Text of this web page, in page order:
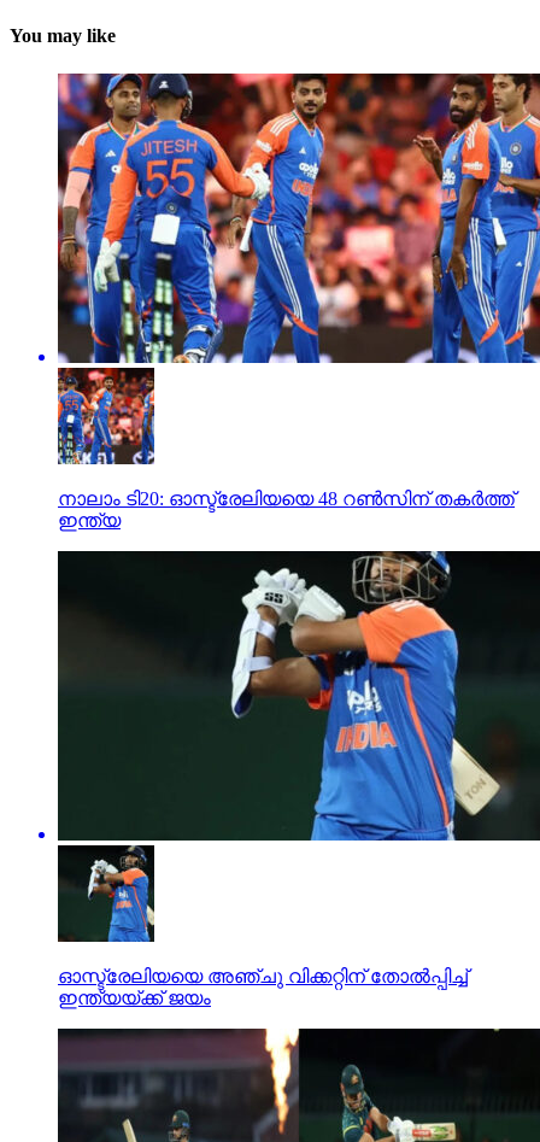
You may like
നാലാം ടി20: ഓസ്ട്രേലിയയെ 48 റണ്‍സിന് തകര്‍ത്ത്
ഇന്ത്യ
ഓസ്ട്രേലിയയെ അഞ്ചു വിക്കറ്റിന് തോല്‍പ്പിച്ച്
ഇന്ത്യയ്ക്ക് ജയം